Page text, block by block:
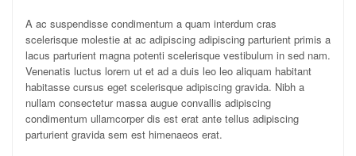
A ac suspendisse condimentum a quam interdum cras
scelerisque molestie at ac adipiscing adipiscing parturient primis a
lacus parturient magna potenti scelerisque vestibulum in sed nam.
Venenatis luctus lorem ut et ad a duis leo leo aliquam habitant
habitasse cursus eget scelerisque adipiscing gravida. Nibh a
nullam consectetur massa augue convallis adipiscing
condimentum ullamcorper dis est erat ante tellus adipiscing
parturient gravida sem est himenaeos erat.